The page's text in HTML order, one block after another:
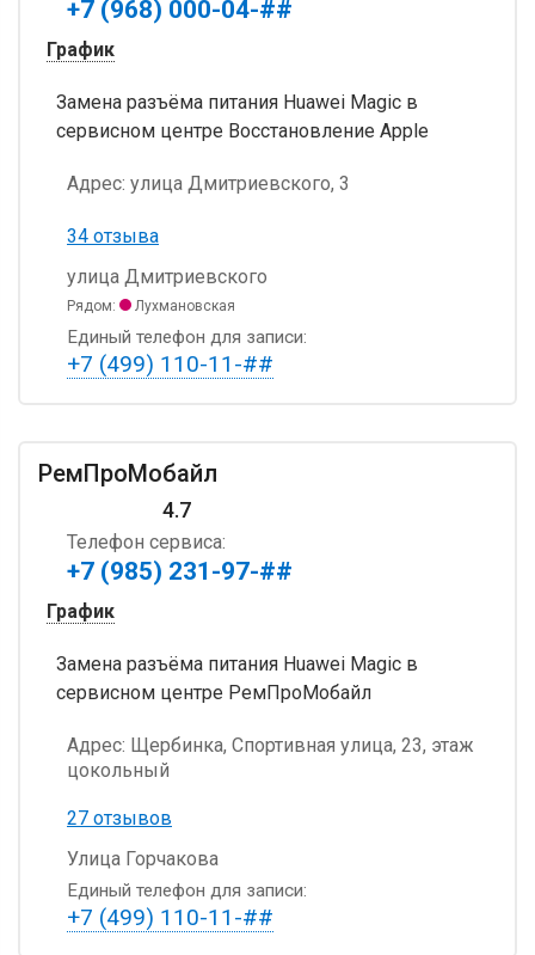
+7 (968) 000-04-##
График
Замена разъёма питания Huawei Magic в
сервисном центре Восстановление Apple
Адрес: улица Дмитриевского, 3
34 отзыва
улица Дмитриевского
Рядом: Лухмановская
Единый телефон для записи:
+7 (499) 110-11-##
РемПроМобайл
4.7
Телефон сервиса:
+7 (985) 231-97-##
График
Замена разъёма питания Huawei Magic в
сервисном центре РемПроМобайл
Адрес: Щербинка, Спортивная улица, 23, этаж
цокольный
27 отзывов
Улица Горчакова
Единый телефон для записи:
+7 (499) 110-11-##